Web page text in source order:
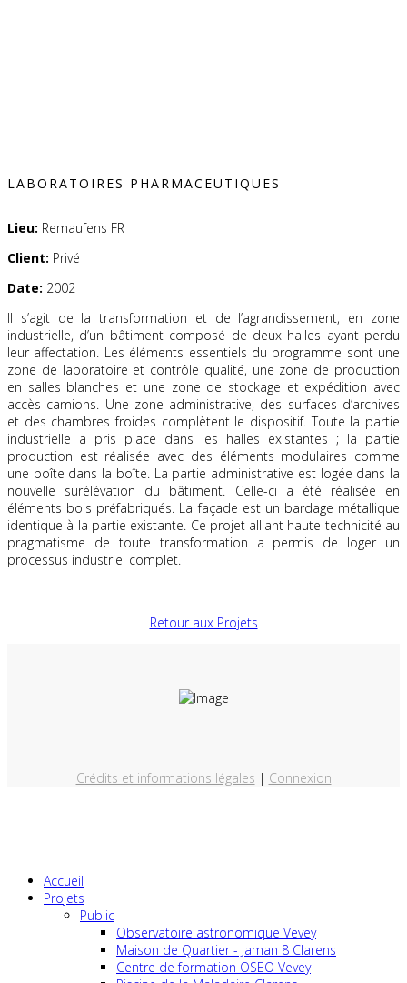
LABORATOIRES PHARMACEUTIQUES
Lieu: Remaufens FR
Client: Privé
Date: 2002
Il s’agit de la transformation et de l’agrandissement, en zone
industrielle, d’un bâtiment composé de deux halles ayant perdu
leur affectation. Les éléments essentiels du programme sont une
zone de laboratoire et contrôle qualité, une zone de production
en salles blanches et une zone de stockage et expédition avec
accès camions. Une zone administrative, des surfaces d’archives
et des chambres froides complètent le dispositif. Toute la partie
industrielle a pris place dans les halles existantes ; la partie
production est réalisée avec des éléments modulaires comme
une boîte dans la boîte. La partie administrative est logée dans la
nouvelle surélévation du bâtiment. Celle-ci a été réalisée en
éléments bois préfabriqués. La façade est un bardage métallique
identique à la partie existante. Ce projet alliant haute technicité au
pragmatisme de toute transformation a permis de loger un
processus industriel complet.
Retour aux Projets
Crédits et informations légales | Connexion
Accueil
Projets
Public
Observatoire astronomique Vevey
Maison de Quartier - Jaman 8 Clarens
Centre de formation OSEO Vevey